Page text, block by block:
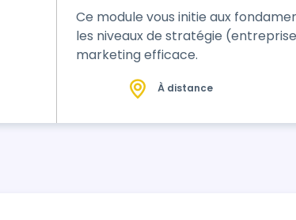
Ce module vous initie aux
les niveaux de stratégie
marketing efficace.
À distance